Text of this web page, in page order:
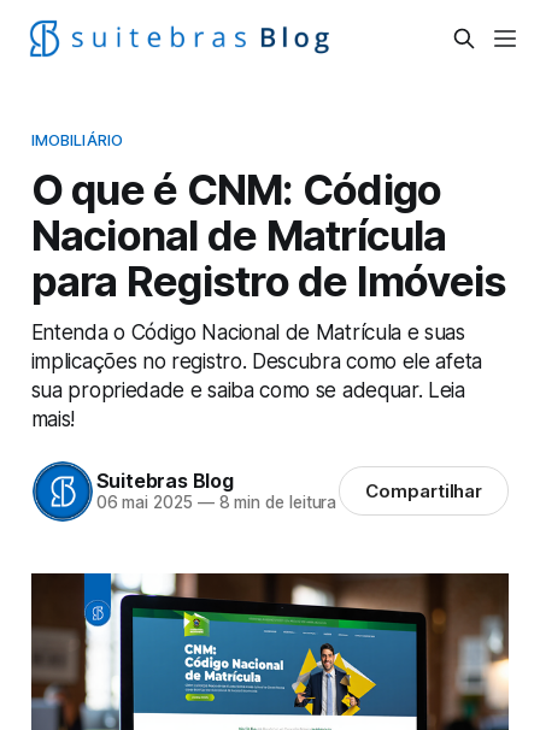
IMOBILIÁRIO
O que é CNM: Código
Nacional de Matrícula
para Registro de Imóveis
Entenda o Código Nacional de Matrícula e suas
implicações no registro. Descubra como ele afeta
sua propriedade e saiba como se adequar. Leia
mais!
Suitebras Blog
06 mai 2025 —8 min de leitura Compartilhar